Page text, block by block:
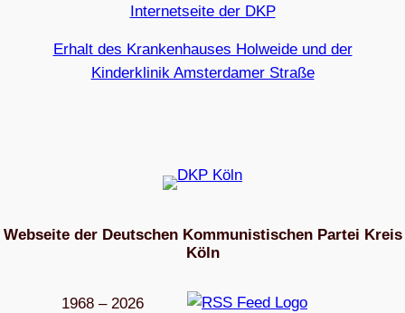
Internetseite der DKP
Erhalt des Krankenhauses Holweide und der
Kinderklinik Amsterdamer Straße
Webseite der Deutschen Kommunistischen Partei Kreis
Köln
1968 – 2026